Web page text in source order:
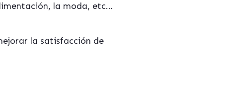
la moda, etc…
la satisfacción de